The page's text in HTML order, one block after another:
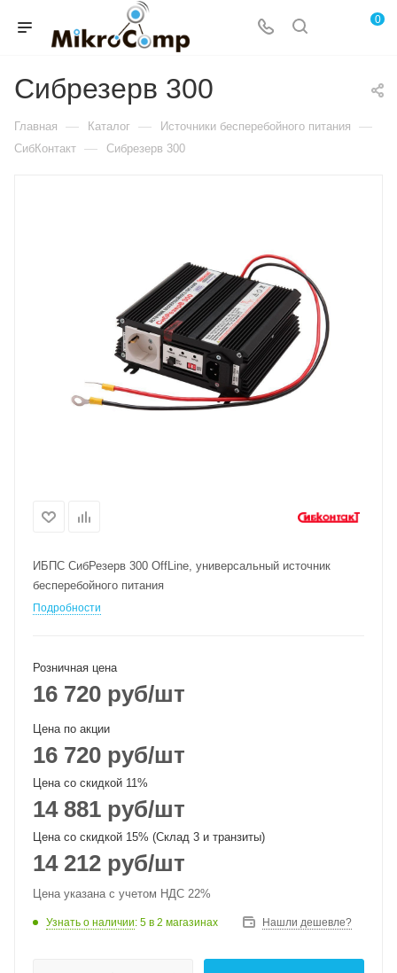
0
Сибрезерв 300
Главная — Каталог — Источники бесперебойного питания —
СибКонтакт — Сибрезерв 300
ИБПС СибРезерв 300 OffLine, универсальный источник
бесперебойного питания
Подробности
Розничная цена
16 720 руб/шт
Цена по акции
16 720 руб/шт
Цена со скидкой 11%
14 881 руб/шт
Цена со скидкой 15% (Склад 3 и транзиты)
14 212 руб/шт
Цена указана с учетом НДС 22%
Узнать о наличии: 5 в 2 магазинах Нашли дешевле?